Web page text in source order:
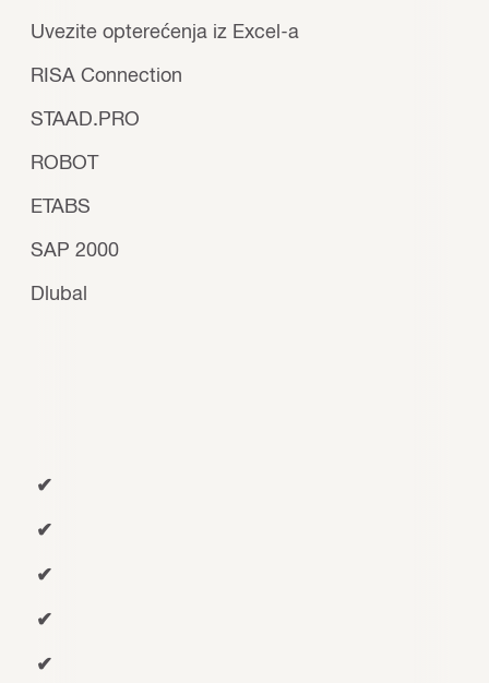
Uvezite opterećenja iz Excel-a
RISA Connection
STAAD.PRO
ROBOT
ETABS
SAP 2000
Dlubal
✔
✔
✔
✔
✔